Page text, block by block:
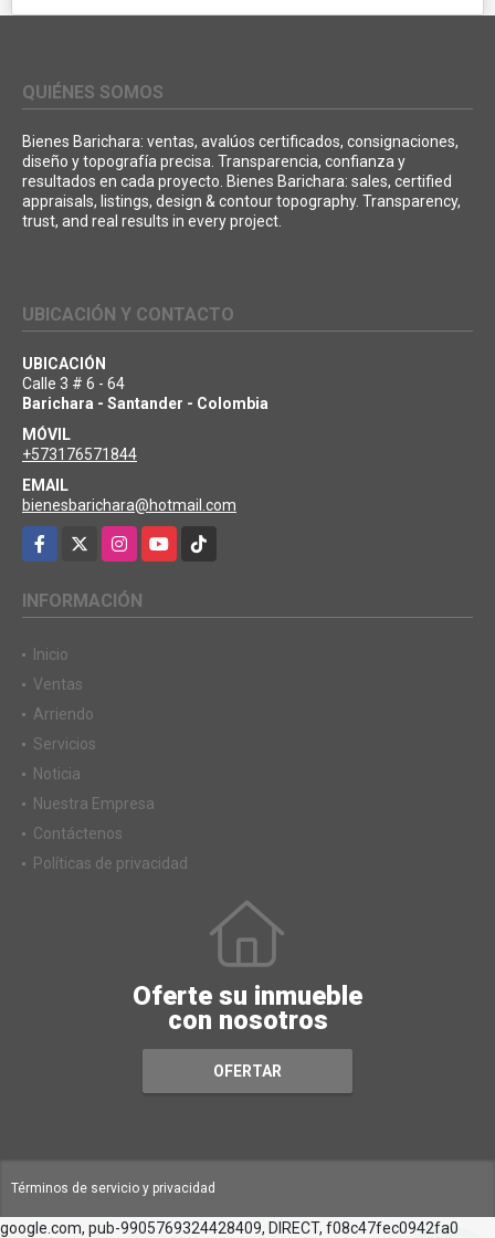
QUIÉNES SOMOS
Bienes Barichara: ventas, avalúos certificados, consignaciones,
diseño y topografía precisa. Transparencia, confianza y
resultados en cada proyecto. Bienes Barichara: sales, certified
appraisals, listings, design & contour topography. Transparency,
trust, and real results in every project.
UBICACIÓN Y CONTACTO
UBICACIÓN
Calle 3 # 6 - 64
Barichara - Santander - Colombia
MÓVIL
+573176571844
EMAIL
bienesbarichara@hotmail.com
Facebook
InstagramYouTubeTikTok
INFORMACIÓN
Inicio
Ventas
Arriendo
Servicios
Noticia
Nuestra Empresa
Contáctenos
Políticas de privacidad
Oferte su inmueble
con nosotros
OFERTAR
Términos de servicio y privacidad
google.com, pub-9905769324428409, DIRECT, f08c47fec0942fa0